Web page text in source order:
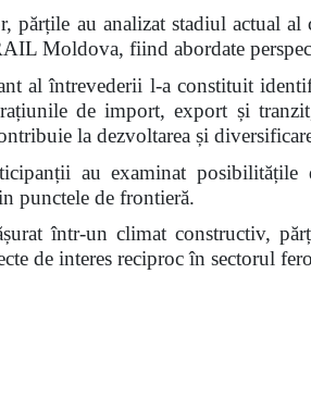
părțile au analizat stadiul actual
Moldova, fiind abordate
al întrevederii l-a constituit
de import, export și
la dezvoltarea și
au examinat
punctele de frontieră.
într-un climat constructiv,
de interes reciproc în sectorul